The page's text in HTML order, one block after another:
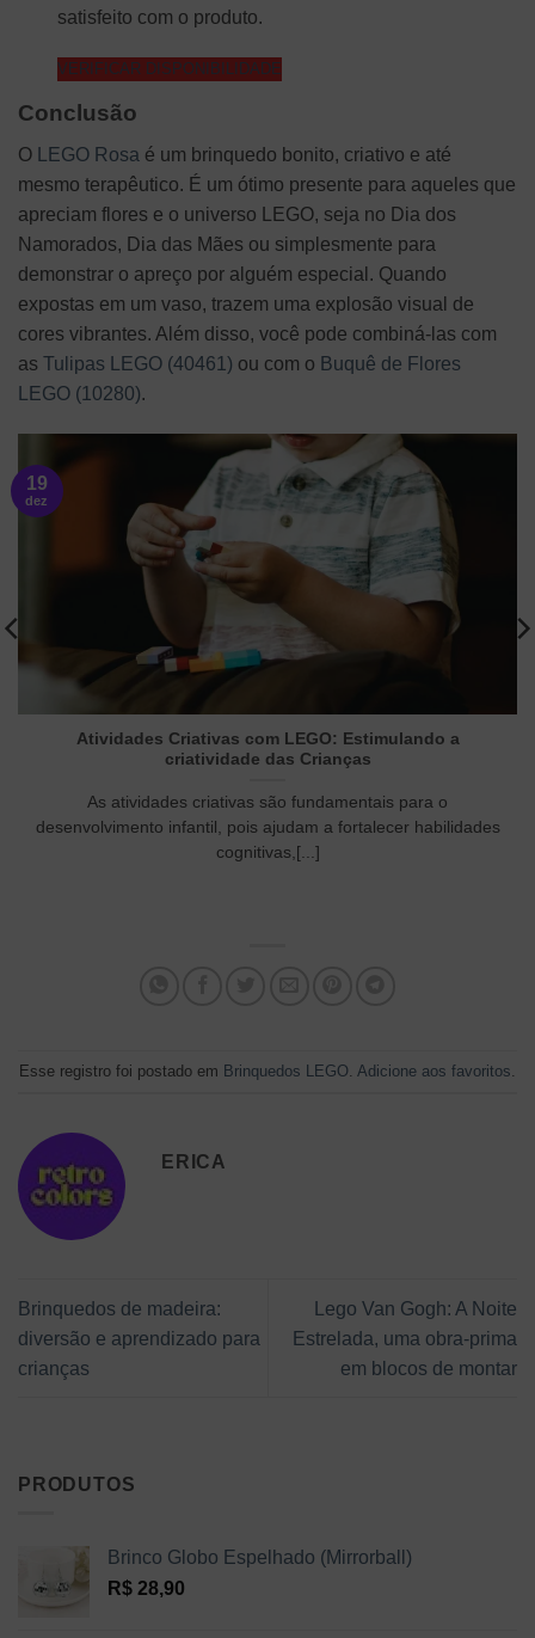
satisfeito com o produto.
VERIFICAR DISPONIBILIDADE
Conclusão
O LEGO Rosa é um brinquedo bonito, criativo e até
mesmo terapêutico. É um ótimo presente para aqueles que
apreciam flores e o universo LEGO, seja no Dia dos
Namorados, Dia das Mães ou simplesmente para
demonstrar o apreço por alguém especial. Quando
expostas em um vaso, trazem uma explosão visual de
cores vibrantes. Além disso, você pode combiná-las com
as Tulipas LEGO (40461) ou com o Buquê de Flores
LEGO (10280).
Atividades Criativas com LEGO: Estimulando a
criatividade das Crianças
As atividades criativas são fundamentais para o
desenvolvimento infantil, pois ajudam a fortalecer habilidades
cognitivas,[...]
19
dez
Esse registro foi postado em Brinquedos LEGO Adicione aos favoritos
ERICA
Brinquedos de madeira:
diversão e aprendizado para
crianças
Lego Van Gogh: A Noite
Estrelada, uma obra-prima
em blocos de montar
PRODUTOS
Brinco Globo Espelhado (Mirrorball)
R$ 28,90